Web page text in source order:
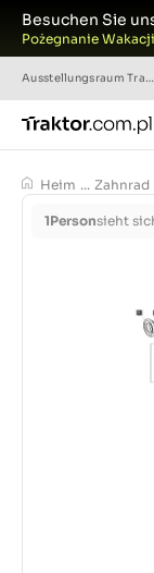
Besuchen Sie
Pożegnanie
AusstellungsraumTraktor.com.pl
Heim ... Zahnrad
1Personsieht